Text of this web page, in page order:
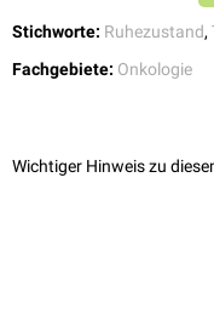
Stichworte: Ruhezustand,
Fachgebiete: Onkologie
Wichtiger Hinweis zu